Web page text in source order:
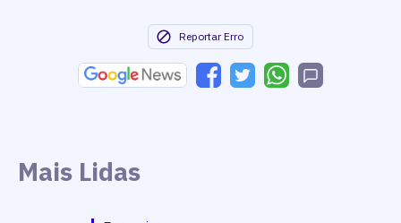
Reportar Erro
Mais Lidas